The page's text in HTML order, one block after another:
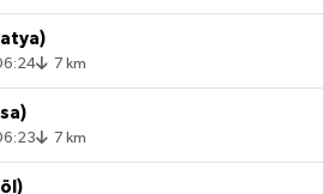
7 km
7 km